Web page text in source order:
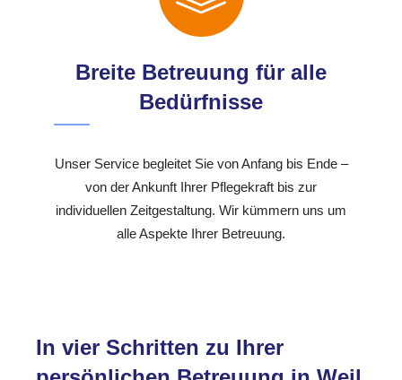
Breite Betreuung für alle
Bedürfnisse
Unser Service begleitet Sie von Anfang bis Ende –
von der Ankunft Ihrer Pflegekraft bis zur
individuellen Zeitgestaltung. Wir kümmern uns um
alle Aspekte Ihrer Betreuung.
In vier Schritten zu Ihrer